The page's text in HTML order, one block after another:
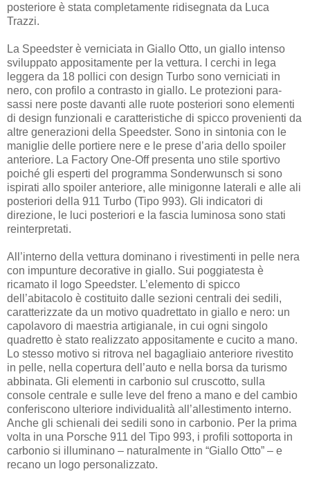
posteriore è stata completamente ridisegnata da Luca
Trazzi.
La Speedster è verniciata in Giallo Otto, un giallo intenso
sviluppato appositamente per la vettura. I cerchi in lega
leggera da 18 pollici con design Turbo sono verniciati in
nero, con profilo a contrasto in giallo. Le protezioni para-
sassi nere poste davanti alle ruote posteriori sono elementi
di design funzionali e caratteristiche di spicco provenienti da
altre generazioni della Speedster. Sono in sintonia con le
maniglie delle portiere nere e le prese d’aria dello spoiler
anteriore. La Factory One-Off presenta uno stile sportivo
poiché gli esperti del programma Sonderwunsch si sono
ispirati allo spoiler anteriore, alle minigonne laterali e alle ali
posteriori della 911 Turbo (Tipo 993). Gli indicatori di
direzione, le luci posteriori e la fascia luminosa sono stati
reinterpretati.
All’interno della vettura dominano i rivestimenti in pelle nera
con impunture decorative in giallo. Sui poggiatesta è
ricamato il logo Speedster. L’elemento di spicco
dell’abitacolo è costituito dalle sezioni centrali dei sedili,
caratterizzate da un motivo quadrettato in giallo e nero: un
capolavoro di maestria artigianale, in cui ogni singolo
quadretto è stato realizzato appositamente e cucito a mano.
Lo stesso motivo si ritrova nel bagagliaio anteriore rivestito
in pelle, nella copertura dell’auto e nella borsa da turismo
abbinata. Gli elementi in carbonio sul cruscotto, sulla
console centrale e sulle leve del freno a mano e del cambio
conferiscono ulteriore individualità all’allestimento interno.
Anche gli schienali dei sedili sono in carbonio. Per la prima
volta in una Porsche 911 del Tipo 993, i profili sottoporta in
carbonio si illuminano – naturalmente in “Giallo Otto” – e
recano un logo personalizzato.